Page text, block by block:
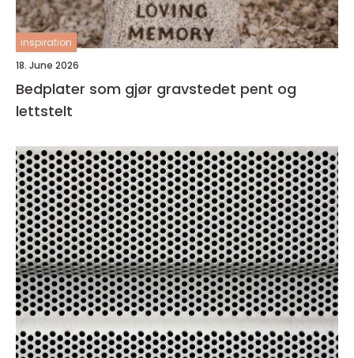
inspiration
18. June 2026
Bedplater som gjør gravstedet pent og
lettstelt